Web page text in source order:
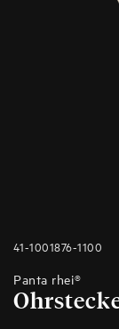
41-1001876-1100
Panta rhei®